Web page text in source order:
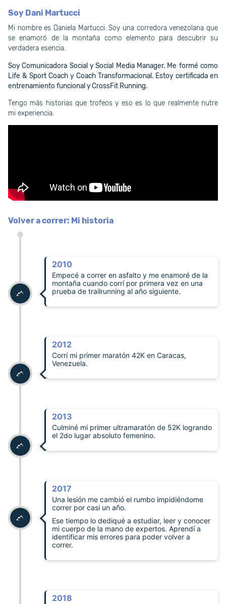
Soy Dani Martucci
Mi nombre es Daniela Martucci. Soy una corredora venezolana que
se enamoró de la montaña como elemento para descubrir su
verdadera esencia.
Soy Comunicadora Social y Social Media Manager. Me formé como
Life & Sport Coach y Coach Transformacional. Estoy certificada en
entrenamiento funcional y CrossFit Running.
Tengo más historias que trofeos y eso es lo que realmente nutre
mi experiencia.
Volver a correr: Mi historia
2010
Empecé a correr en asfalto y me enamoré de la
montaña cuando corrí por primera vez en una
prueba de trailrunning al año siguiente.
2012
Corrí mi primer maratón 42K en Caracas,
Venezuela.
2013
Culminé mi primer ultramaratón de 52K logrando
el 2do lugar absoluto femenino.
2017
Una lesión me cambió el rumbo impidiéndome
correr por casi un año.
Ese tiempo lo dediqué a estudiar, leer y conocer
mi cuerpo de la mano de expertos. Aprendí a
identificar mis errores para poder volver a
correr.
2018